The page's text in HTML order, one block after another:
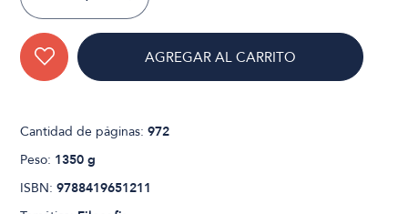
AGREGAR AL CARRITO
Cantidad de páginas:972
Peso: 1350 g
ISBN:9788419651211